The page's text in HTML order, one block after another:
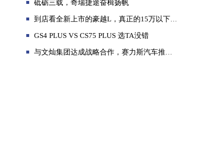
砥砺三载，奇瑞捷途奋楫扬帆
到店看全新上市的豪越L，真正的15万以下无敌手！
GS4 PLUS VS CS75 PLUS 选TA没错
与文灿集团达成战略合作，赛力斯汽车推动精品战略持续落地